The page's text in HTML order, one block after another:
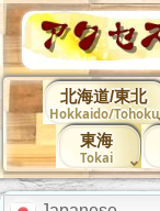
北海道/東北
Hokkaido/Tohoku
東海
Tokai